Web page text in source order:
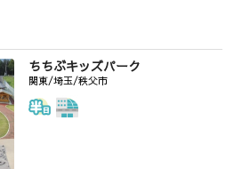
ちちぶキッズパーク
関東/埼玉/秩父市